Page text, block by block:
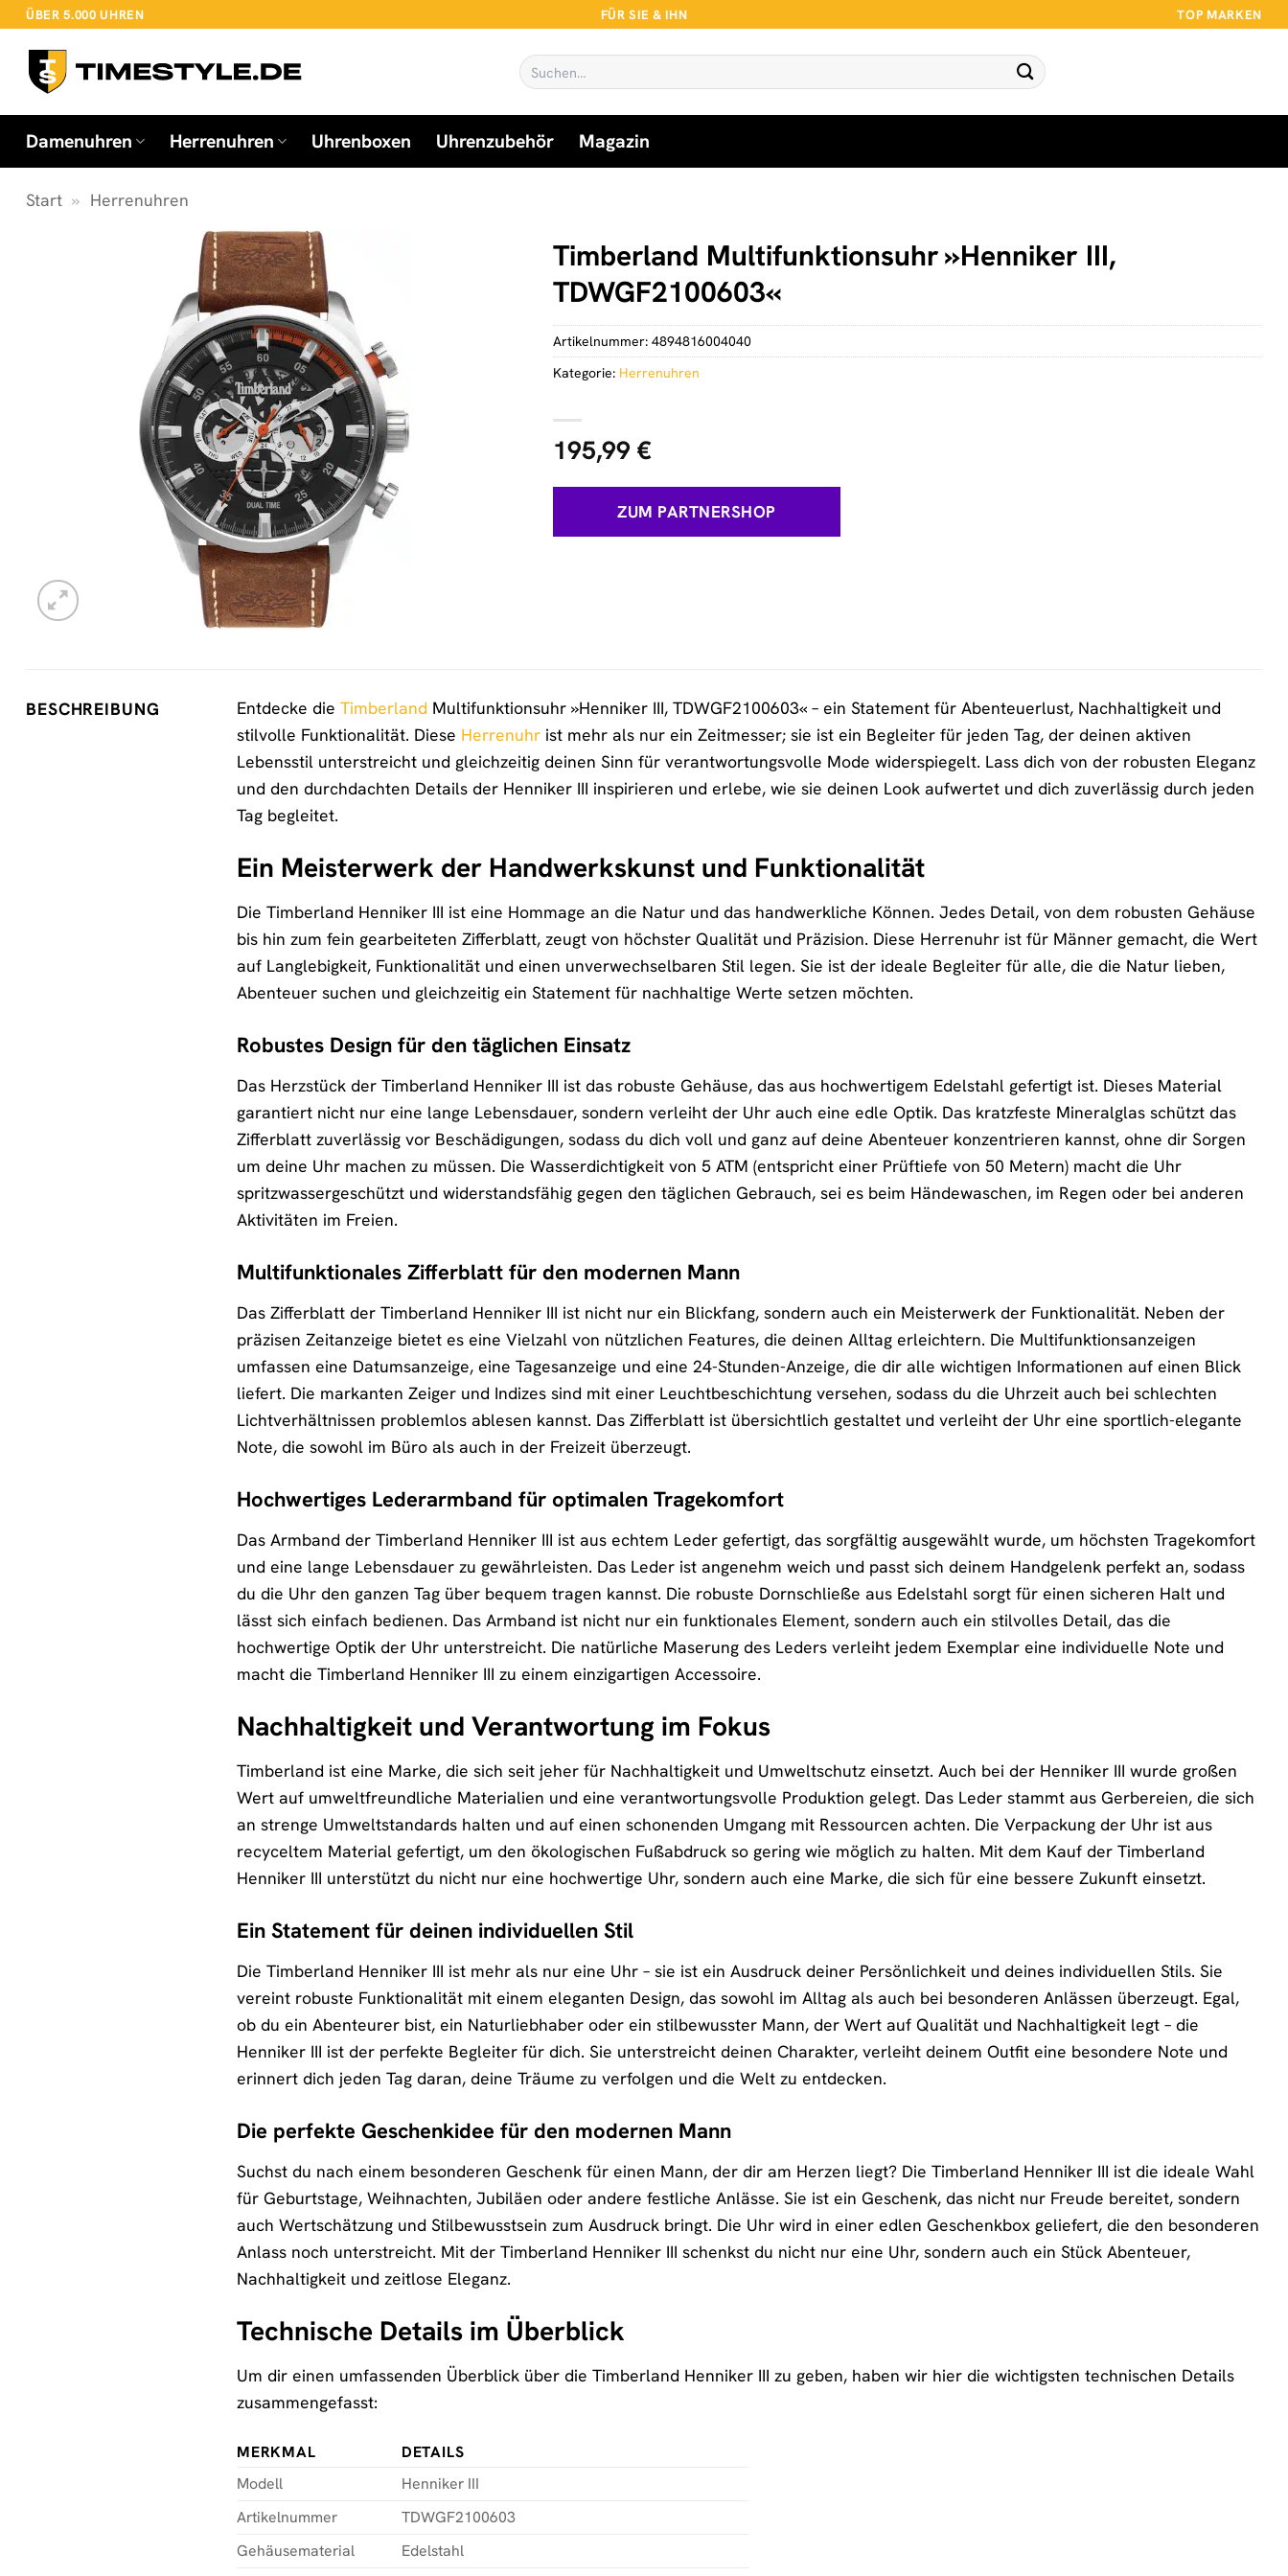
Zum
springen
ÜBER 5.000 UHREN FÜR SIE & IHN TOP MARKEN
Suchen
nach:
Damenuhren Herrenuhren Uhrenboxen Uhrenzubehör Magazin
Start » Herrenuhren
Timberland Multifunktionsuhr »Henniker III,
TDWGF2100603«
195,99 €
ZUM PARTNERSHOP
Artikelnummer: 4894816004040
Kategorie: Herrenuhren
BESCHREIBUNG Entdecke die Timberland Multifunktionsuhr »Henniker III, TDWGF2100603« – ein Statement für Abenteuerlust, Nachhaltigkeit und
stilvolle Funktionalität. Diese Herrenuhr ist mehr als nur ein Zeitmesser; sie ist ein Begleiter für jeden Tag, der deinen aktiven
Lebensstil unterstreicht und gleichzeitig deinen Sinn für verantwortungsvolle Mode widerspiegelt. Lass dich von der robusten Eleganz
und den durchdachten Details der Henniker III inspirieren und erlebe, wie sie deinen Look aufwertet und dich zuverlässig durch jeden
Tag begleitet.
Ein Meisterwerk der Handwerkskunst und Funktionalität
Die Timberland Henniker III ist eine Hommage an die Natur und das handwerkliche Können. Jedes Detail, von dem robusten Gehäuse
bis hin zum fein gearbeiteten Zifferblatt, zeugt von höchster Qualität und Präzision. Diese Herrenuhr ist für Männer gemacht, die Wert
auf Langlebigkeit, Funktionalität und einen unverwechselbaren Stil legen. Sie ist der ideale Begleiter für alle, die die Natur lieben,
Abenteuer suchen und gleichzeitig ein Statement für nachhaltige Werte setzen möchten.
Robustes Design für den täglichen Einsatz
Das Herzstück der Timberland Henniker III ist das robuste Gehäuse, das aus hochwertigem Edelstahl gefertigt ist. Dieses Material
garantiert nicht nur eine lange Lebensdauer, sondern verleiht der Uhr auch eine edle Optik. Das kratzfeste Mineralglas schützt das
Zifferblatt zuverlässig vor Beschädigungen, sodass du dich voll und ganz auf deine Abenteuer konzentrieren kannst, ohne dir Sorgen
um deine Uhr machen zu müssen. Die Wasserdichtigkeit von 5 ATM (entspricht einer Prüftiefe von 50 Metern) macht die Uhr
spritzwassergeschützt und widerstandsfähig gegen den täglichen Gebrauch, sei es beim Händewaschen, im Regen oder bei anderen
Aktivitäten im Freien.
Multifunktionales Zifferblatt für den modernen Mann
Das Zifferblatt der Timberland Henniker III ist nicht nur ein Blickfang, sondern auch ein Meisterwerk der Funktionalität. Neben der
präzisen Zeitanzeige bietet es eine Vielzahl von nützlichen Features, die deinen Alltag erleichtern. Die Multifunktionsanzeigen
umfassen eine Datumsanzeige, eine Tagesanzeige und eine 24-Stunden-Anzeige, die dir alle wichtigen Informationen auf einen Blick
liefert. Die markanten Zeiger und Indizes sind mit einer Leuchtbeschichtung versehen, sodass du die Uhrzeit auch bei schlechten
Lichtverhältnissen problemlos ablesen kannst. Das Zifferblatt ist übersichtlich gestaltet und verleiht der Uhr eine sportlich-elegante
Note, die sowohl im Büro als auch in der Freizeit überzeugt.
Hochwertiges Lederarmband für optimalen Tragekomfort
Das Armband der Timberland Henniker III ist aus echtem Leder gefertigt, das sorgfältig ausgewählt wurde, um höchsten Tragekomfort
und eine lange Lebensdauer zu gewährleisten. Das Leder ist angenehm weich und passt sich deinem Handgelenk perfekt an, sodass
du die Uhr den ganzen Tag über bequem tragen kannst. Die robuste Dornschließe aus Edelstahl sorgt für einen sicheren Halt und
lässt sich einfach bedienen. Das Armband ist nicht nur ein funktionales Element, sondern auch ein stilvolles Detail, das die
hochwertige Optik der Uhr unterstreicht. Die natürliche Maserung des Leders verleiht jedem Exemplar eine individuelle Note und
macht die Timberland Henniker III zu einem einzigartigen Accessoire.
Nachhaltigkeit und Verantwortung im Fokus
Timberland ist eine Marke, die sich seit jeher für Nachhaltigkeit und Umweltschutz einsetzt. Auch bei der Henniker III wurde großen
Wert auf umweltfreundliche Materialien und eine verantwortungsvolle Produktion gelegt. Das Leder stammt aus Gerbereien, die sich
an strenge Umweltstandards halten und auf einen schonenden Umgang mit Ressourcen achten. Die Verpackung der Uhr ist aus
recyceltem Material gefertigt, um den ökologischen Fußabdruck so gering wie möglich zu halten. Mit dem Kauf der Timberland
Henniker III unterstützt du nicht nur eine hochwertige Uhr, sondern auch eine Marke, die sich für eine bessere Zukunft einsetzt.
Ein Statement für deinen individuellen Stil
Die Timberland Henniker III ist mehr als nur eine Uhr – sie ist ein Ausdruck deiner Persönlichkeit und deines individuellen Stils. Sie
vereint robuste Funktionalität mit einem eleganten Design, das sowohl im Alltag als auch bei besonderen Anlässen überzeugt. Egal,
ob du ein Abenteurer bist, ein Naturliebhaber oder ein stilbewusster Mann, der Wert auf Qualität und Nachhaltigkeit legt – die
Henniker III ist der perfekte Begleiter für dich. Sie unterstreicht deinen Charakter, verleiht deinem Outfit eine besondere Note und
erinnert dich jeden Tag daran, deine Träume zu verfolgen und die Welt zu entdecken.
Die perfekte Geschenkidee für den modernen Mann
Suchst du nach einem besonderen Geschenk für einen Mann, der dir am Herzen liegt? Die Timberland Henniker III ist die ideale Wahl
für Geburtstage, Weihnachten, Jubiläen oder andere festliche Anlässe. Sie ist ein Geschenk, das nicht nur Freude bereitet, sondern
auch Wertschätzung und Stilbewusstsein zum Ausdruck bringt. Die Uhr wird in einer edlen Geschenkbox geliefert, die den besonderen
Anlass noch unterstreicht. Mit der Timberland Henniker III schenkst du nicht nur eine Uhr, sondern auch ein Stück Abenteuer,
Nachhaltigkeit und zeitlose Eleganz.
Technische Details im Überblick
Um dir einen umfassenden Überblick über die Timberland Henniker III zu geben, haben wir hier die wichtigsten technischen Details
zusammengefasst:
MERKMAL
DETAILS
Modell
Henniker III
Artikelnummer
TDWGF2100603
Gehäusematerial
Edelstahl